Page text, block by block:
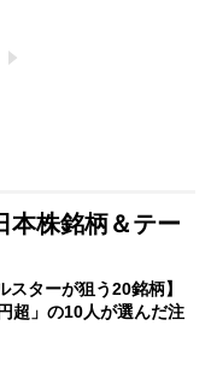
本株銘柄＆テー
スターが狙う20銘柄】
超」の10人が選んだ注